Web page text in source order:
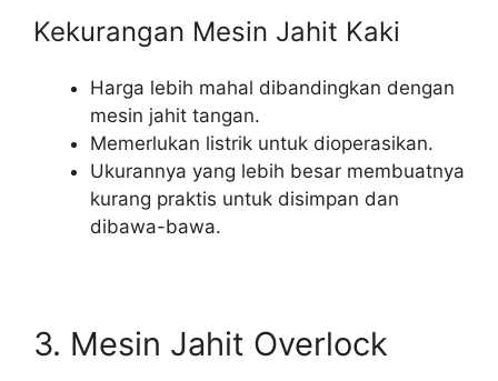
Kekurangan Mesin Jahit Kaki
Harga lebih mahal dibandingkan dengan
mesin jahit tangan.
Memerlukan listrik untuk dioperasikan.
Ukurannya yang lebih besar membuatnya
kurang praktis untuk disimpan dan
dibawa-bawa.
3. Mesin Jahit Overlock